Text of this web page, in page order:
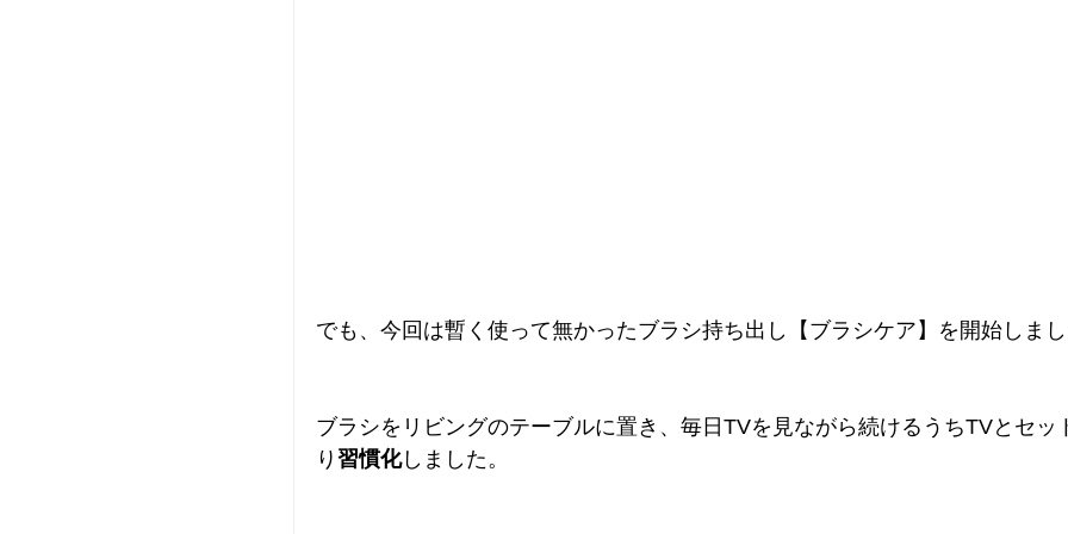
でも、今回は暫く使って無かったブラシ持ち出し【ブラシケア】を開始しまし
ブラシをリビングのテーブルに置き、毎日TVを見ながら続けるうちTVとセッ
り 習慣化しました。